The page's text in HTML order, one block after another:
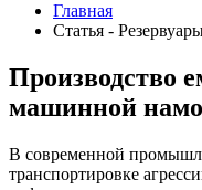
Главная
Статья -
Производство
машинной
В современной
транспортировке